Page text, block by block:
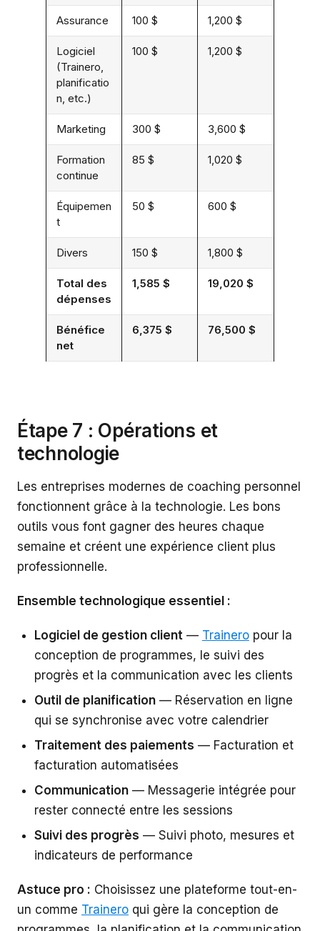
Assurance 100 $ 1,200 $
Logiciel
(Trainero,
planificatio
n, etc.)
100 $ 1,200 $
Marketing 300 $ 3,600 $
Formation
continue
85 $ 1,020 $
Équipemen
t
50 $ 600 $
Divers 150 $ 1,800 $
Total des
dépenses
1,585 $ 19,020 $
Bénéfice
net
6,375 $ 76,500 $
Étape 7 : Opérations et
technologie
Les entreprises modernes de coaching personnel
fonctionnent grâce à la technologie. Les bons
outils vous font gagner des heures chaque
semaine et créent une expérience client plus
professionnelle.
Ensemble technologique essentiel :
Logiciel de gestion client— Traineropour la
conception de programmes, le suivi des
progrès et la communication avec les clients
Outil de planification— Réservation en ligne
qui se synchronise avec votre calendrier
Traitement des paiements — Facturation et
facturation automatisées
Communication— Messagerie intégrée pour
rester connecté entre les sessions
Suivi des progrès — Suivi photo, mesures et
indicateurs de performance
Astuce pro : Choisissez une plateforme tout-en-
un comme Trainero qui gère la conception de